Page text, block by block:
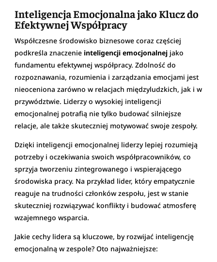
Inteligencja Emocjonalna jako Klucz do
Efektywnej Współpracy
Współczesne środowisko biznesowe coraz częściej
podkreśla znaczenie inteligencji emocjonalnej jako
fundamentu efektywnej współpracy. Zdolność do
rozpoznawania, rozumienia i zarządzania emocjami jest
nieoceniona zarówno w relacjach międzyludzkich, jak i w
przywództwie. Liderzy o wysokiej inteligencji
emocjonalnej potrafią nie tylko budować silniejsze
relacje, ale także skuteczniej motywować swoje zespoły.
Dzięki inteligencji emocjonalnej liderzy lepiej rozumieją
potrzeby i oczekiwania swoich współpracowników, co
sprzyja tworzeniu zintegrowanego i wspierającego
środowiska pracy. Na przykład lider, który empatycznie
reaguje na trudności członków zespołu, jest w stanie
skuteczniej rozwiązywać konflikty i budować atmosferę
wzajemnego wsparcia.
Jakie cechy lidera są kluczowe, by rozwijać inteligencję
emocjonalną w zespole? Oto najważniejsze: